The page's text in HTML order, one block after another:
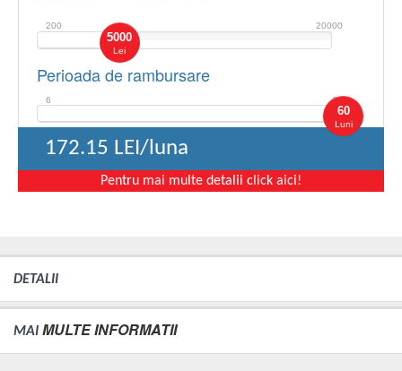
5000
Lei
200 20000
Perioada de rambursare
60
Luni
6 60
172.15 LEI/luna
Pentru mai multe detalii click aici!
DETALII
MAI MULTE INFORMATII